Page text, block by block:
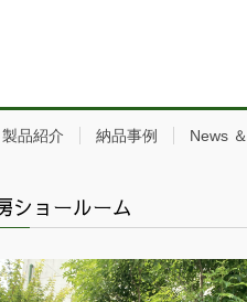
製品紹介 納品事例 News
ショールーム